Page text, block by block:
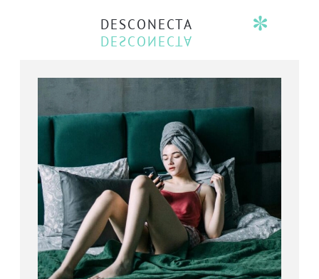
DESCONECTA